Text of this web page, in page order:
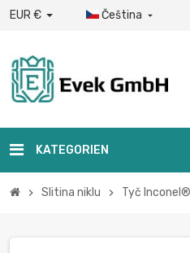
EUR € Čeština 
KATEGORIEN
chevron_right Slitina niklu chevron_right Tyč